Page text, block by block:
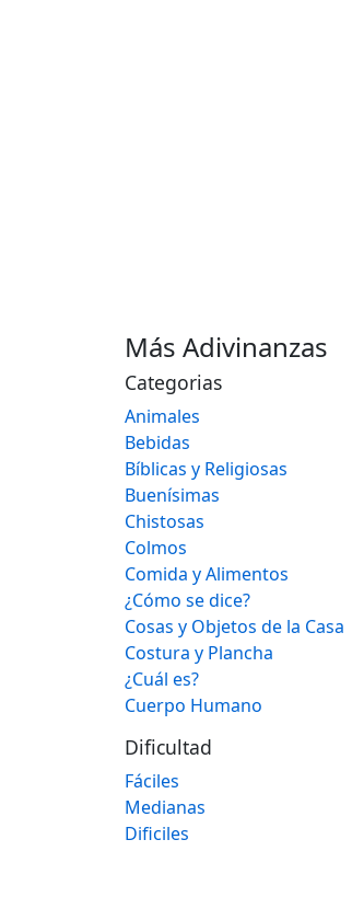
Más Adivinanzas
Categorias
Animales
Bebidas
Bíblicas y Religiosas
Buenísimas
Chistosas
Colmos
Comida y Alimentos
¿Cómo se dice?
Cosas y Objetos de la Casa
Costura y Plancha
¿Cuál es?
Cuerpo Humano
Dificultad
Fáciles
Medianas
Dificiles